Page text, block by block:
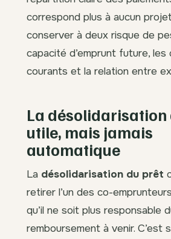
correspond plus à aucun
conserver à deux risque de
capacité d’emprunt future, les
courants et la relation entre
La désolidarisation
utile, mais jamais
automatique
La désolidarisation du prêt
retirer l’un des co-
qu’il ne soit plus responsable
remboursement à venir. C’est